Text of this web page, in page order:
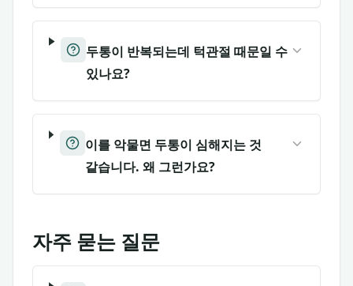
두통이 반복되는데 턱관절 때문일 수
있나요?
이를 악물면 두통이 심해지는 것
같습니다. 왜 그런가요?
자주 묻는 질문